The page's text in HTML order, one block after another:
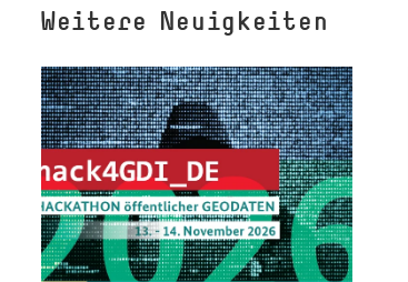
Weitere Neuigkeiten